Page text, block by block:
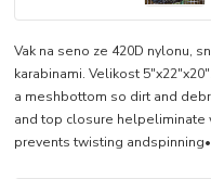
Vak na seno ze 420D nylonu,
karabinami. Velikost
a meshbottom so dirt and
and top closure helpeliminate
prevents twisting andspinning•